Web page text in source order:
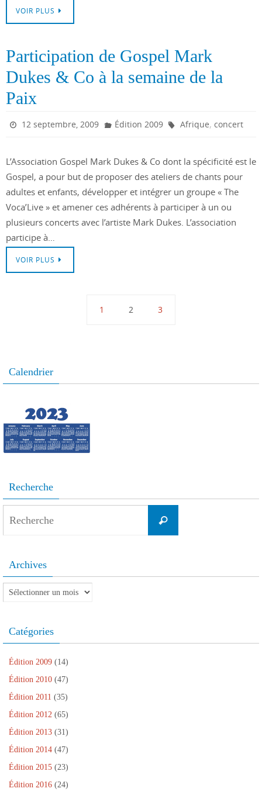
VOIR PLUS
Participation de Gospel Mark
Dukes & Co à la semaine de la
Paix
12 septembre, 2009 Édition 2009 Afrique, concert
L’Association Gospel Mark Dukes & Co dont la spécificité est le
Gospel, a pour but de proposer des ateliers de chants pour
adultes et enfants, développer et intégrer un groupe « The
Voca’Live » et amener ces adhérents à participer à un ou
plusieurs concerts avec l’artiste Mark Dukes. L’association
participe à…
VOIR PLUS
1 2 3
Calendrier
Recherche
Recherche
Archives
Archives
Catégories
Édition 2009 (14)
Édition 2010 (47)
Édition 2011 (35)
Édition 2012 (65)
Édition 2013 (31)
Édition 2014 (47)
Édition 2015 (23)
Édition 2016 (24)